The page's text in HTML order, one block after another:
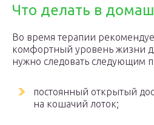
Что делать в
Во время терапии
комфортный уровень жизни
нужно следовать следующим
постоянный открытый
на кошачий лоток;